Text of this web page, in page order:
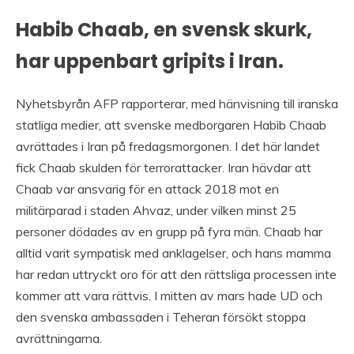
Habib Chaab, en svensk skurk,
har uppenbart gripits i Iran.
Nyhetsbyrån AFP rapporterar, med hänvisning till iranska
statliga medier, att svenske medborgaren Habib Chaab
avrättades i Iran på fredagsmorgonen. I det här landet
fick Chaab skulden för terrorattacker. Iran hävdar att
Chaab var ansvarig för en attack 2018 mot en
militärparad i staden Ahvaz, under vilken minst 25
personer dödades av en grupp på fyra män. Chaab har
alltid varit sympatisk med anklagelser, och hans mamma
har redan uttryckt oro för att den rättsliga processen inte
kommer att vara rättvis. I mitten av mars hade UD och
den svenska ambassaden i Teheran försökt stoppa
avrättningarna.